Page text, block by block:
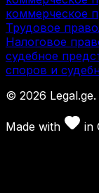
коммерческое
Трудовое право
Налоговое
судебное
споров и
© 2026 Legal.ge.
Made with in